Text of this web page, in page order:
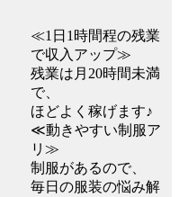
≪1日1時間程の残業
で収入アップ≫
残業は月20時間未満
で、
ほどよく稼げます♪
≪動きやすい制服ア
リ≫
制服があるので、
毎日の服装の悩み解